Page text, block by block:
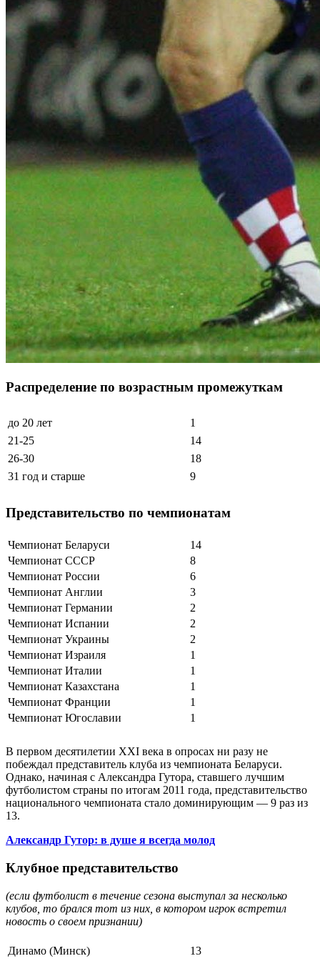
Распределение по возрастным промежуткам
до 20 лет
1
21-25
14
26-30
18
31 год и старше
9
Представительство по чемпионатам
Чемпионат Беларуси
14
Чемпионат СССР
8
Чемпионат России
6
Чемпионат Англии
3
Чемпионат Германии
2
Чемпионат Испании
2
Чемпионат Украины
2
Чемпионат Израиля
1
Чемпионат Италии
1
Чемпионат Казахстана
1
Чемпионат Франции
1
Чемпионат Югославии
1
В первом десятилетии XXI века в опросах ни разу не
побеждал представитель клуба из чемпионата Беларуси.
Однако, начиная с Александра Гутора, ставшего лучшим
футболистом страны по итогам 2011 года, представительство
национального чемпионата стало доминирующим — 9 раз из
13.
Александр Гутор: в душе я всегда молод
Клубное представительство
(если футболист в течение сезона выступал за несколько
клубов, то брался тот из них, в котором игрок встретил
новость о своем признании)
Динамо (Минск)
13